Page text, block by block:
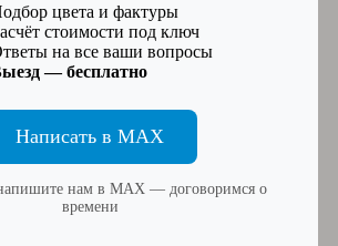
цвета и фактуры
стоимости под ключ
на все ваши вопросы
— бесплатно
Написать в MAX
нам в MAX — договоримся о
времени